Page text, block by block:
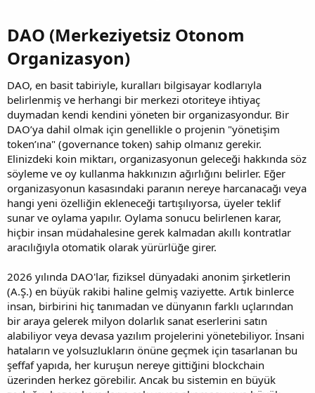
DAO (Merkeziyetsiz Otonom
Organizasyon)​
DAO, en basit tabiriyle, kuralları bilgisayar kodlarıyla
belirlenmiş ve herhangi bir merkezi otoriteye ihtiyaç
duymadan kendi kendini yöneten bir organizasyondur. Bir
DAO’ya dahil olmak için genellikle o projenin "yönetişim
token’ına" (governance token) sahip olmanız gerekir.
Elinizdeki koin miktarı, organizasyonun geleceği hakkında söz
söyleme ve oy kullanma hakkınızın ağırlığını belirler. Eğer
organizasyonun kasasındaki paranın nereye harcanacağı veya
hangi yeni özelliğin ekleneceği tartışılıyorsa, üyeler teklif
sunar ve oylama yapılır. Oylama sonucu belirlenen karar,
hiçbir insan müdahalesine gerek kalmadan akıllı kontratlar
aracılığıyla otomatik olarak yürürlüğe girer.
2026 yılında DAO'lar, fiziksel dünyadaki anonim şirketlerin
(A.Ş.) en büyük rakibi haline gelmiş vaziyette. Artık binlerce
insan, birbirini hiç tanımadan ve dünyanın farklı uçlarından
bir araya gelerek milyon dolarlık sanat eserlerini satın
alabiliyor veya devasa yazılım projelerini yönetebiliyor. İnsani
hataların ve yolsuzlukların önüne geçmek için tasarlanan bu
şeffaf yapıda, her kuruşun nereye gittiğini blockchain
üzerinden herkez görebilir. Ancak bu sistemin en büyük